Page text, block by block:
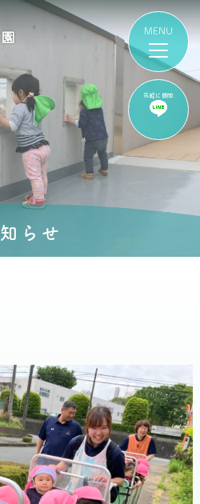
気軽に質問
らせ